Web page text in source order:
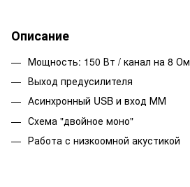
Описание
Мощность: 150 Вт / канал на 8 Ом
Выход предусилителя
Асинхронный USB и вход ММ
Схема "двойное моно"
Работа с низкоомной акустикой